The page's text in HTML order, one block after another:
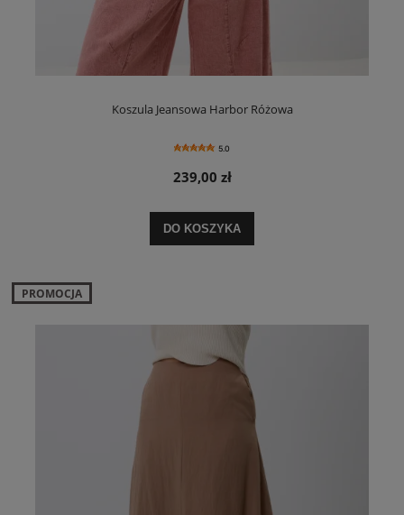
Koszula Jeansowa Harbor Różowa
5.0
239,00 zł
DO KOSZYKA
PROMOCJA